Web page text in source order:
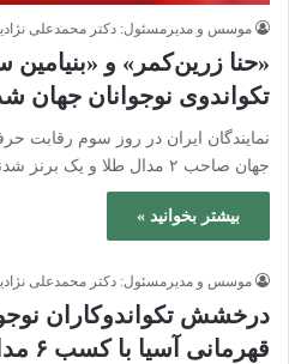
موسس و مدیرمسئول: دکتر محمدعلی
«حنا زرین‌کمر» و «بنیامین
تکواندوی نوجوانان جهان
نمایندگان ایران در روز سوم رقابت‌
جهان صاحب ۲ مدال طلا و یک برنز شدند. به…
بیشتر بخوانید »
موسس و مدیرمسئول: دکتر محمدعلی
درخشش تکواندوکاران
قهرمانی آسیا با کسب ۶ مدال